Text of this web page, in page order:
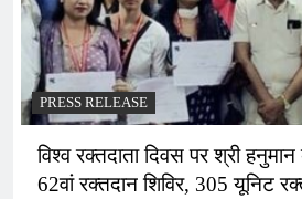
PRESS RELEASE
विश्व रक्तदाता दिवस पर श्री हनुमान
62वां रक्तदान शिविर, 305 यूनिट